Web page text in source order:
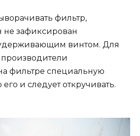
фильтр,
не зафиксирован
винтом. Для
фильтре специальную
его и следует откручивать.